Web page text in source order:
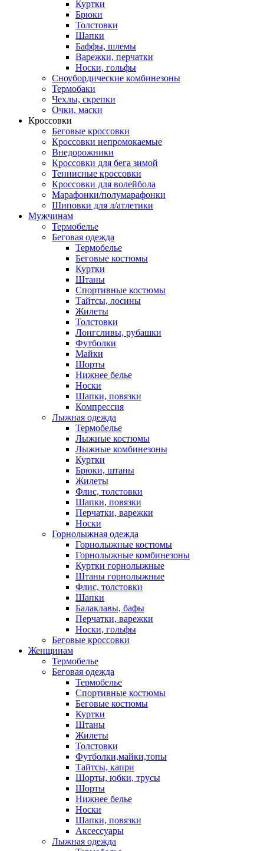
Куртки
Брюки
Толстовки
Шапки
Баффы, шлемы
Варежки, перчатки
Носки, гольфы
Сноубордические комбинезоны
Термобаки
Чехлы, скрепки
Очки, маски
Кроссовки
Беговые кроссовки
Кроссовки непромокаемые
Внедорожники
Кроссовки для бега зимой
Теннисные кроссовки
Кроссовки для волейбола
Марафонки/полумарафонки
Шиповки для л/атлетики
Мужчинам
Термобелье
Беговая одежда
Термобелье
Беговые костюмы
Куртки
Штаны
Спортивные костюмы
Тайтсы, лосины
Жилеты
Толстовки
Лонгсливы, рубашки
Футболки
Майки
Шорты
Нижнее белье
Носки
Шапки, повязки
Компрессия
Лыжная одежда
Термобелье
Лыжные костюмы
Лыжные комбинезоны
Куртки
Брюки, штаны
Жилеты
Флис, толстовки
Шапки, повязки
Перчатки, варежки
Носки
Горнолыжная одежда
Горнолыжные костюмы
Горнолыжные комбинезоны
Куртки горнолыжные
Штаны горнолыжные
Флис, толстовки
Шапки
Балаклавы, бафы
Перчатки, варежки
Носки, гольфы
Беговые кроссовки
Женщинам
Термобелье
Беговая одежда
Термобелье
Спортивные костюмы
Беговые костюмы
Куртки
Штаны
Жилеты
Толстовки
Футболки,майки,топы
Тайтсы, капри
Шорты, юбки, трусы
Шорты
Нижнее белье
Носки
Шапки, повязки
Аксессуары
Лыжная одежда